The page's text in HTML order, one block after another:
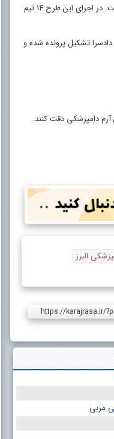
طرح پایش و حفظ سلامت و امنیت غذایی مردم و مسافران از روز ۱۲ اسفند ماه در البرزآغاز و تا روز ۱۵ فروردین ماه سال آینده ادامه خواهد داشت. در اجرای این طرح ۱۴ تیم
تاکنون یک هزار و ۷۶۶ بازدید از مراکز عرضه، بسته بندی و کشتارگاه ها انجام شده که برای ۹ مورد در دادسرا تشکیل پرونده شده و
آرم دامپزشکی دقت کنند.
البرز
https://karajrasa.ir/
مربی